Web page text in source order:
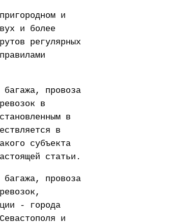
и
и более
регулярных
багажа, провоза
в
в
в
субъекта
статьи.
багажа, провоза
- города
и